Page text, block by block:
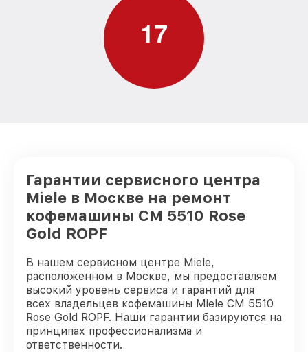
17
Гарантии сервисного центра
Miele в Москве на ремонт
кофемашины CM 5510 Rose
Gold ROPF
В нашем сервисном центре Miele,
расположенном в Москве, мы предоставляем
высокий уровень сервиса и гарантий для
всех владельцев кофемашины Miele CM 5510
Rose Gold ROPF. Наши гарантии базируются на
принципах профессионализма и
ответственности.